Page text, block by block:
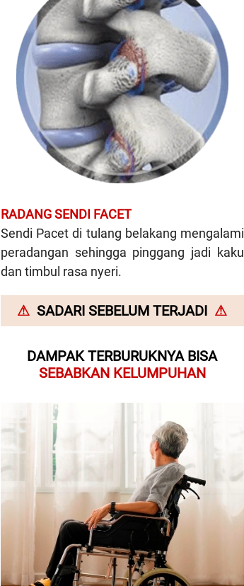
RADANG SENDI FACET
Sendi Pacet di tulang belakang mengalami
peradangan sehingga pinggang jadi kaku
dan timbul rasa nyeri.
⚠ SADARI SEBELUM TERJADI ⚠
DAMPAK TERBURUKNYA BISA
SEBABKAN KELUMPUHAN